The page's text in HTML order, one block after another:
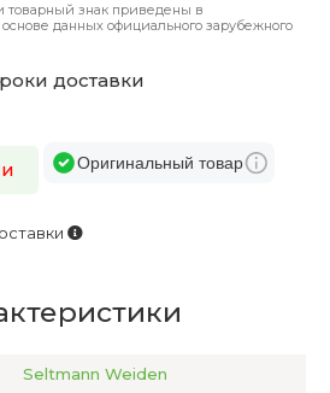
товарный знак приведены в
данных официального зарубежного
доставки
Оригинальный товар
Seltmann Weiden